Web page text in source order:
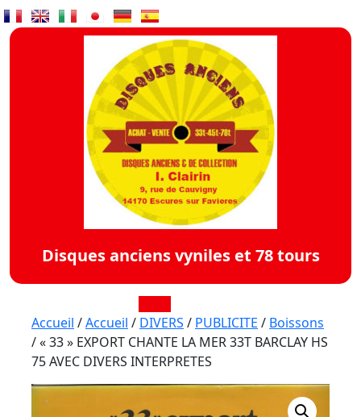
Skip
to
Disques anciens vyniles et 78 tours
Open
Button
Accueil /Accueil / DIVERS / PUBLICITE / Boissons
/ « 33 » EXPORT CHANTE LA MER 33T BARCLAY HS
75 AVEC DIVERS INTERPRETES